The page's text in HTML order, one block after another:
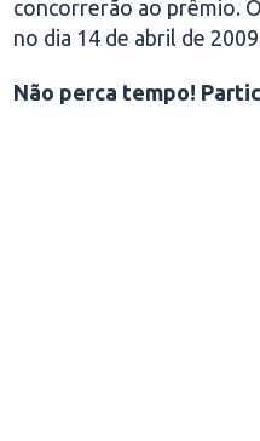
concorrerão ao prêmio.
no dia 14 de abril de
Não perca tempo!